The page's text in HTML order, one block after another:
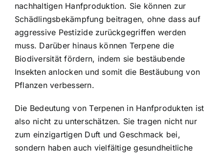
nachhaltigen Hanfproduktion. Sie können zur
Schädlingsbekämpfung beitragen, ohne dass auf
aggressive Pestizide zurückgegriffen werden
muss. Darüber hinaus können Terpene die
Biodiversität fördern, indem sie bestäubende
Insekten anlocken und somit die Bestäubung von
Pflanzen verbessern.
Die Bedeutung von Terpenen in Hanfprodukten ist
also nicht zu unterschätzen. Sie tragen nicht nur
zum einzigartigen Duft und Geschmack bei,
sondern haben auch vielfältige gesundheitliche